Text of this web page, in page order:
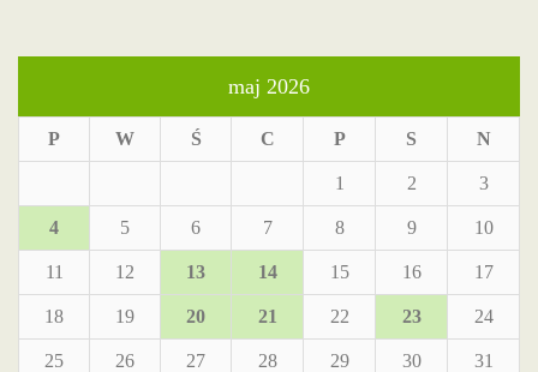
maj 2026
P W Ś C P S N
1 2 3
4 5 6 7 8 9 10
11 12 13 14 15 16 17
18 19 20 21 22 23 24
25 26 27 28 29 30 31